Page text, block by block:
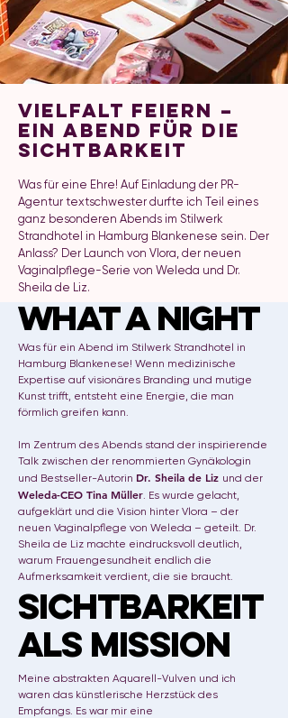
Vielfalt feiern –
Ein Abend für die
Sichtbarkeit
Was für eine Ehre! Auf Einladung der PR-
Agentur textschwester durfte ich Teil eines
ganz besonderen Abends im Stilwerk
Strandhotel in Hamburg Blankenese sein. Der
Anlass? Der Launch von Vlora, der neuen
Vaginalpflege-Serie von Weleda und Dr.
Sheila de Liz.
WHAT A NIGHT
WHAT A NIGHT
Was für ein Abend im Stilwerk Strandhotel in
Hamburg Blankenese! Wenn medizinische
Expertise auf visionäres Branding und mutige
Kunst trifft, entsteht eine Energie, die man
förmlich greifen kann.
Im Zentrum des Abends stand der inspirierende
Talk zwischen der renommierten Gynäkologin
und Bestseller-Autorin Dr. Sheila de Liz und der
Weleda-CEO Tina Müller. Es wurde gelacht,
aufgeklärt und die Vision hinter Vlora – der
neuen Vaginalpflege von Weleda – geteilt. Dr.
Sheila de Liz machte eindrucksvoll deutlich,
warum Frauengesundheit endlich die
Aufmerksamkeit verdient, die sie braucht.
SICHTBARKEIT
ALS MISSION
SICHTBARKEIT
ALS MISSION
​Meine abstrakten Aquarell-Vulven und ich
waren das künstlerische Herzstück des
Empfangs. Es war mir eine